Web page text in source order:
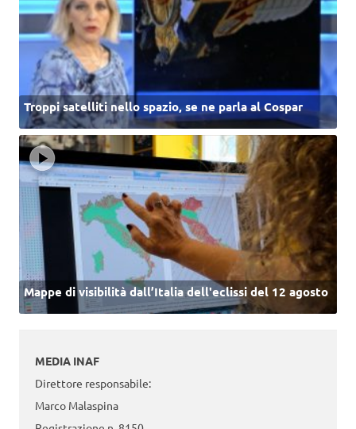
Troppi satelliti nello spazio, se ne parla al Cospar
Mappe di visibilità dall’Italia dell'eclissi del 12 agosto
MEDIA INAF
Direttore responsabile:
Marco Malaspina